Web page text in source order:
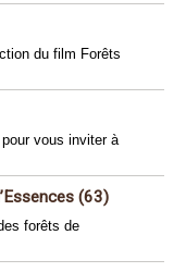
du film Forêts
pour vous inviter à
(63)
forêts de